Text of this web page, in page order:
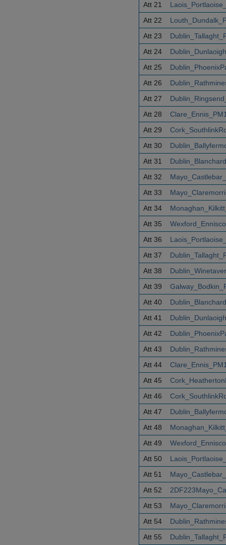
Att 21
Att 22
Att 23
Att 24
Att 25
Att 26
Att 27
Att 28
Att 29
Att 30
Att 31
Att 32
Att 33
Att 34
Att 35
Att 36
Att 37
Att 38
Att 39
Att 40
Att 41
Att 42
Att 43
Att 44
Att 45
Att 46
Att 47
Att 48
Att 49
Att 50
Att 51
Att 52
Att 53
Att 54
Att 55